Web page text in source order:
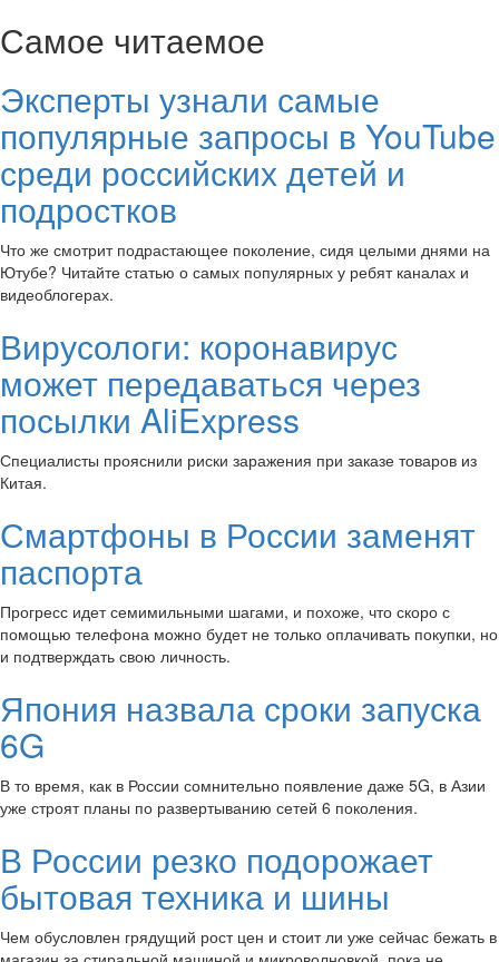
Самое читаемое
Эксперты узнали самые
популярные запросы в YouTube
среди российских детей и
подростков
Что же смотрит подрастающее поколение, сидя целыми днями на
Ютубе? Читайте статью о самых популярных у ребят каналах и
видеоблогерах.
Вирусологи: коронавирус
может передаваться через
посылки AliExpress
Специалисты прояснили риски заражения при заказе товаров из
Китая.
Смартфоны в России заменят
паспорта
Прогресс идет семимильными шагами, и похоже, что скоро с
помощью телефона можно будет не только оплачивать покупки, но
и подтверждать свою личность.
Япония назвала сроки запуска
6G
В то время, как в России сомнительно появление даже 5G, в Азии
уже строят планы по развертыванию сетей 6 поколения.
В России резко подорожает
бытовая техника и шины
Чем обусловлен грядущий рост цен и стоит ли уже сейчас бежать в